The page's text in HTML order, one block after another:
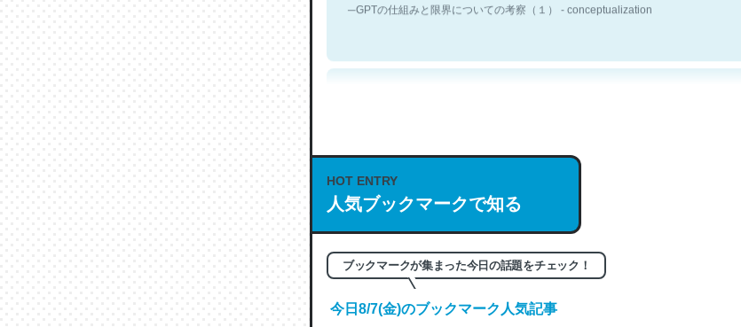
─GPTの仕組みと限界についての考察（１） - conceptualization
これは良記事。32768トークンだと英語小説100ページ分くらい。小説
の伏線」は回収されないけど、短期記憶というには多い分量。進化す
やすく強くなりそう
HOT ENTRY
人気ブックマークで知る
ブックマークが集まった今日の話題をチェック！
今日8/7(金)のブックマーク人気記事